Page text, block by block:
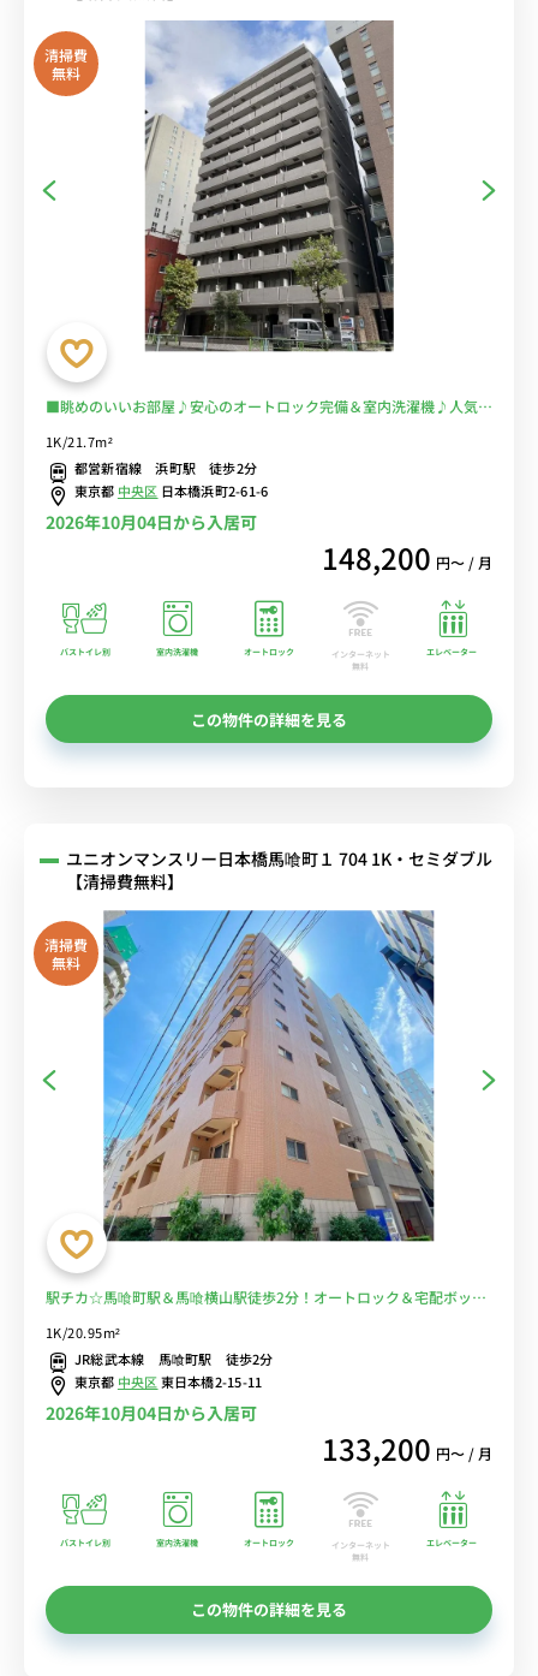
清掃費
無料
■眺めのいいお部屋♪安心のオートロック完備＆室内洗濯機♪人気の
チェア付きでテレワークにもおすすめ♪■都営新宿線「浜町駅」徒歩
2分/新宿・市ヶ谷まで乗換なしでアクセス可能■選べるWi-Fi格安レ
ンタル中！
1K/21.7m²
都営新宿線 浜町駅 徒歩2分
東京都 中央区 日本橋浜町2-61-6
2026年10月04日から入居可
148,200 円〜 / 月
バストイレ別 室内洗濯機 オートロック
インターネット
無料
エレベーター
この物件の詳細を見る
ユニオンマンスリー日本橋馬喰町１ 704 1K・セミダブル
【清掃費無料】
清掃費
無料
駅チカ☆馬喰町駅＆馬喰横山駅徒歩2分！オートロック＆宅配ボック
お部屋♪■選べるWi-Fi格安レンタル中！
1K/20.95m²
JR総武本線 馬喰町駅 徒歩2分
東京都 中央区東日本橋2-15-11
2026年10月04日から入居可
133,200 円〜 / 月
バストイレ別 室内洗濯機 オートロック
インターネット
無料
エレベーター
この物件の詳細を見る